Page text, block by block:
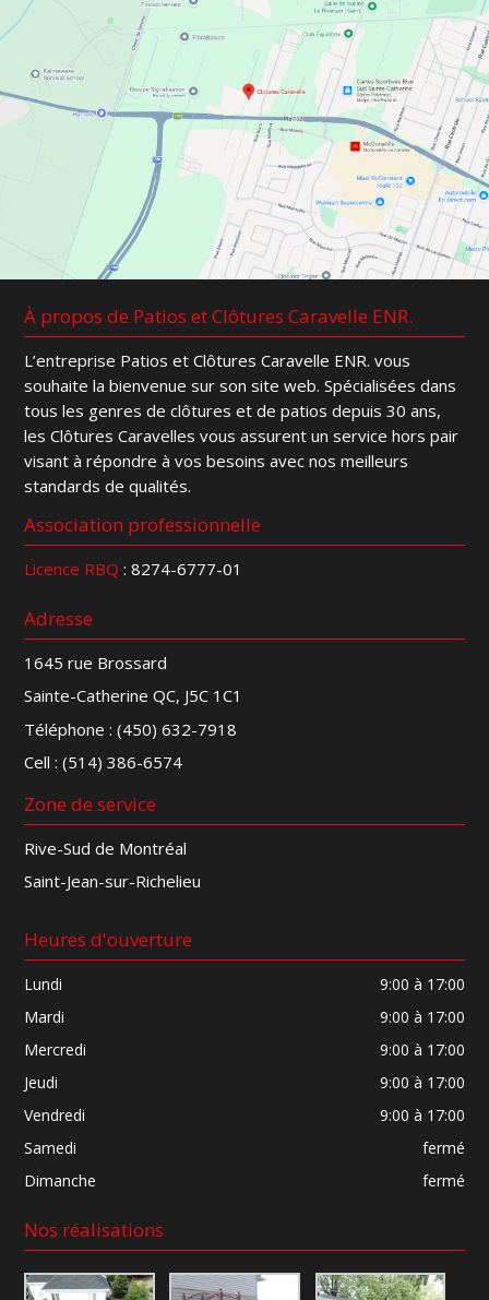
À propos de Patios et Clôtures Caravelle ENR.
L’entreprise Patios et Clôtures Caravelle ENR. vous
souhaite la bienvenue sur son site web. Spécialisées dans
tous les genres de clôtures et de patios depuis 30 ans,
les Clôtures Caravelles vous assurent un service hors pair
visant à répondre à vos besoins avec nos meilleurs
standards de qualités.
Association professionnelle
Licence RBQ : 8274-6777-01
Adresse
1645 rue Brossard
Sainte-Catherine QC, J5C 1C1
Téléphone :(450) 632-7918
Cell :(514) 386-6574
Zone de service
Rive-Sud de Montréal
Saint-Jean-sur-Richelieu
Heures d'ouverture
Lundi
9:00 à 17:00
Mardi
9:00 à 17:00
Mercredi
9:00 à 17:00
Jeudi
9:00 à 17:00
Vendredi
9:00 à 17:00
Samedi
fermé
Dimanche
fermé
Nos réalisations